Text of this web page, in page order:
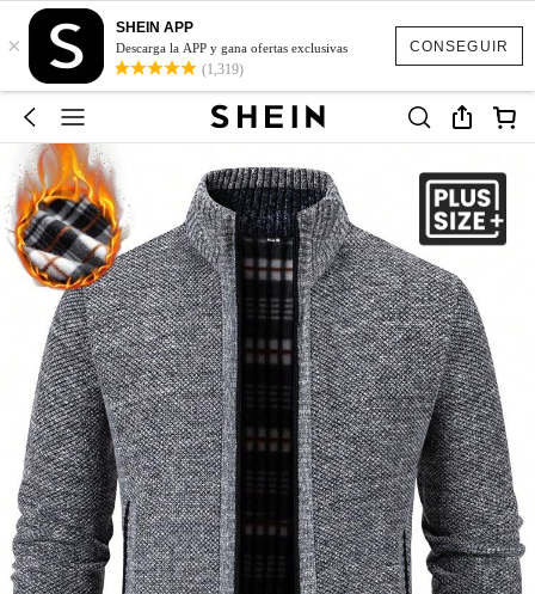
CONSEGUIR
×
SHEIN APP
Descarga la APP y gana ofertas exclusivas
(1,319)